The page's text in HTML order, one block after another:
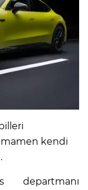
kendi
departmanı